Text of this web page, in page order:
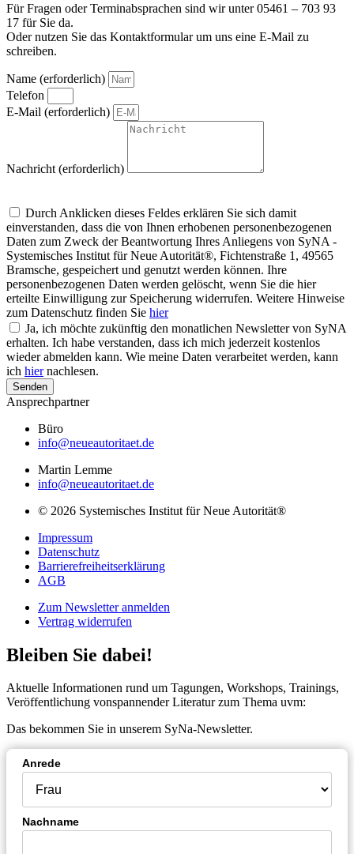
Für Fragen oder Terminabsprachen sind wir unter 05461 – 703 93
17 für Sie da.
Oder nutzen Sie das Kontaktformular um uns eine E-Mail zu
schreiben.
Name (erforderlich)
Telefon
E-Mail (erforderlich)
Nachricht (erforderlich)
Durch Anklicken dieses Feldes erklären Sie sich damit
einverstanden, dass die von Ihnen erhobenen personenbezogenen
Daten zum Zweck der Beantwortung Ihres Anliegens von SyNA -
Systemisches Institut für Neue Autorität®, Fichtenstraße 1, 49565
Bramsche, gespeichert und genutzt werden können. Ihre
personenbezogenen Daten werden gelöscht, wenn Sie die hier
erteilte Einwilligung zur Speicherung widerrufen. Weitere Hinweise
zum Datenschutz finden Sie hier
Ja, ich möchte zukünftig den monatlichen Newsletter von SyNA
erhalten. Ich habe verstanden, dass ich mich jederzeit kostenlos
wieder abmelden kann. Wie meine Daten verarbeitet werden, kann
ich hiernachlesen.
Senden
Ansprechpartner
Büro
info@neueautoritaet.de
Martin Lemme
info@neueautoritaet.de
© 2026 Systemisches Institut für Neue Autorität®
Impressum
Datenschutz
Barrierefreiheitserklärung
AGB
Zum Newsletter anmelden
Vertrag widerrufen
Bleiben Sie dabei!
Aktuelle Informationen rund um Tagungen, Workshops, Trainings,
Veröffentlichung vonspannender Literatur zum Thema uvm:
Das bekommen Sie in unserem SyNa-Newsletter.
Anrede
Nachname